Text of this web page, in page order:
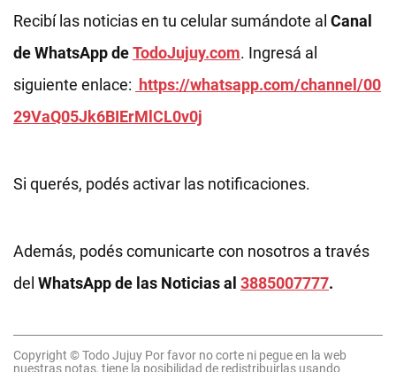
Recibí las noticias en tu celular sumándote al Canal
de WhatsApp deTodoJujuy.com. Ingresá al
siguiente enlace: https://whatsapp.com/channel/00
29VaQ05Jk6BIErMlCL0v0j
Si querés, podés activar las notificaciones.
Además, podés comunicarte con nosotros a través
del WhatsApp de las Noticias al 3885007777.
Copyright © Todo Jujuy Por favor no corte ni pegue en la web
nuestras notas, tiene la posibilidad de redistribuirlas usando